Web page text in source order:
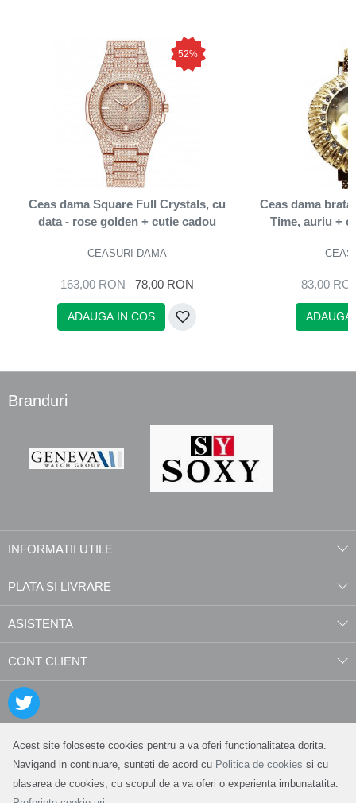
Acest site foloseste cookies pentru a va oferi functionalitatea dorita.
Navigand in continuare, sunteti de acord cu Politica de cookies si cu
plasarea de cookies, cu scopul de a va oferi o experienta imbunatatita.
52%
Ceas dama Square Full Crystals, cu
data - rose golden + cutie cadou
CEASURI DAMA
163,00 RON 78,00 RON
ADAUGA IN COS
Ceas dama
Time, auriu +
83,00
ADAUGA
Branduri
INFORMATII UTILE
PLATA SI LIVRARE
ASISTENTA
CONT CLIENT